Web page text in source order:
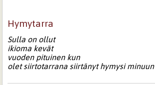
Hymytarra
Sulla on ollut
ikioma kevät
vuoden pituinen kun
olet siirtotarrana siirtänyt hymysi minuun